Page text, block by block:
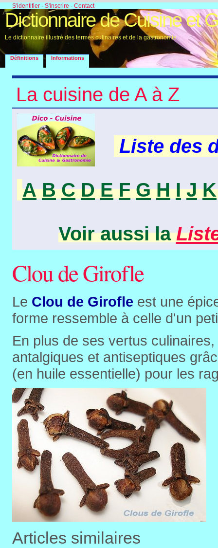
S'identifier - S'inscrire - Contact
Dictionnaire de Cuisine et
Le dictionnaire illustré des termes culinaires et de la gastronomie
Définitions Informations
La cuisine de A à Z
Liste des
A B C D E F G H I J K
Voir aussi la
Clou de Girofle
Le Clou de Girofle est une
forme ressemble à celle d'un
En plus de ses vertus
antalgiques et antiseptiques
(en huile essentielle) pour les
Articles similaires